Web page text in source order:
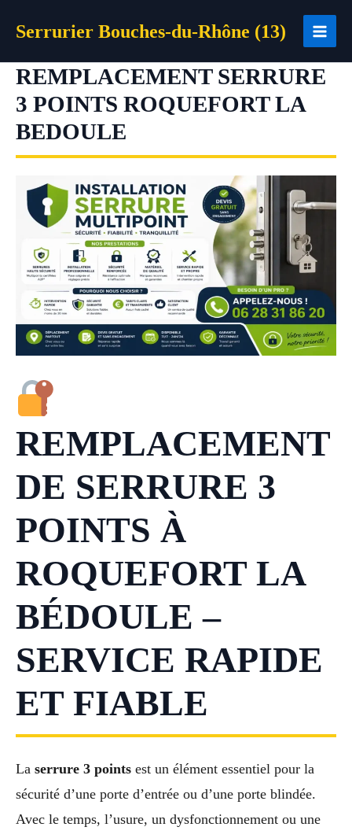
Serrurier Bouches-du-Rhône (13)
REMPLACEMENT SERRURE
3 POINTS ROQUEFORT LA
BEDOULE
REMPLACEMENT
DE SERRURE 3
POINTS À
ROQUEFORT LA
BÉDOULE –
SERVICE RAPIDE
ET FIABLE
La serrure 3 points est un élément essentiel pour la
sécurité d’une porte d’entrée ou d’une porte blindée.
Avec le temps, l’usure, un dysfonctionnement ou une